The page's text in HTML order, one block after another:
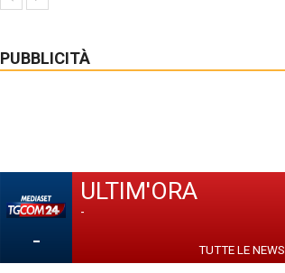
PUBBLICITÀ
-
ULTIM'ORA
-
TUTTE LE NEWS